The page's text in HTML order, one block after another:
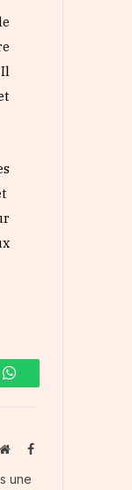
Il
WhatsApp
WebsiteFacebook
une